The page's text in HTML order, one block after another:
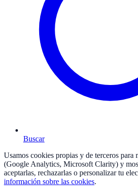
Buscar
Usamos cookies propias y de terceros para
(Google Analytics, Microsoft Clarity) y
aceptarlas, rechazarlas o personalizar tu
información sobre las cookies.